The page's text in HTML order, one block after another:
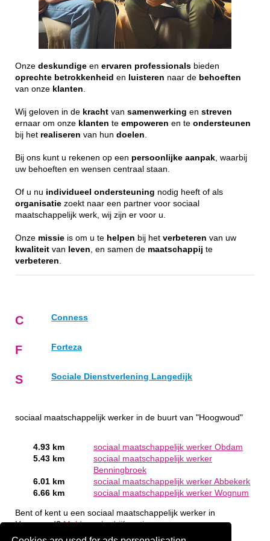
Onze deskundige en ervaren professionals bieden
oprechte betrokkenheid en luisteren naar de behoeften
van onze klanten
Wij geloven in de kracht van samenwerking en streven
ernaar om onze klanten te empoweren en te ondersteunen
bij het realiseren van hun doelen
Bij ons kunt u rekenen op een persoonlijke aanpak , waarbij
uw behoeften en wensen centraal staan.
Of u nu individueel ondersteuning nodig heeft of als
organisatie zoekt naar een partner voor sociaal
maatschappelijk werk, wij zijn er voor u.
Onze missie is om u te helpen bij het verbeteren van uw
kwaliteit van leven , en samen de maatschappij te
verbeteren
C Conness
F Forteza
S Sociale Dienstverlening Langedijk
sociaal maatschappelijk werker in de buurt van "Hoogwoud"
4.93 km
sociaal maatschappelijk werker Obdam
5.43 km
sociaal maatschappelijk werker
Benningbroek
6.01 km
sociaal maatschappelijk werker Abbekerk
6.66 km
sociaal maatschappelijk werker Wognum
Bent of kent u een sociaal maatschappelijk werker in
Hoogwoud?Meld een bedrijf gratis aan